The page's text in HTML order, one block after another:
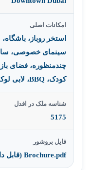
امکانات اصلی
استخر روباز، باشگاه،
سینمای خصوصی،
چندمنظوره، فضای
کودک، BBQ، لابی لوکس
شناسه ملک در افدل
5175
فایل بروشور
Brochure.pdf (قابل دانلود)